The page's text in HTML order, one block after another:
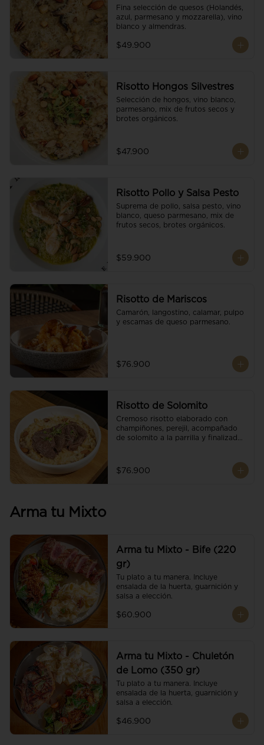
Fina selección de quesos (Holandés,
azul, parmesano y mozzarella), vino
blanco y almendras.
$49.900
Risotto Hongos Silvestres
Selección de hongos, vino blanco,
parmesano, mix de frutos secos y
brotes orgánicos.
$47.900
Risotto Pollo y Salsa Pesto
Suprema de pollo, salsa pesto, vino
blanco, queso parmesano, mix de
frutos secos, brotes orgánicos.
$59.900
Risotto de Mariscos
Camarón, langostino, calamar, pulpo
y escamas de queso parmesano.
$76.900
Risotto de Solomito
Cremoso risotto elaborado con
champiñones, perejil, acompañado
de solomito a la parrilla y finalizado
$76.900
Arma tu Mixto
Arma tu Mixto - Bife (220
gr)
Tu plato a tu manera. Incluye
ensalada de la huerta, guarnición y
salsa a elección.
$60.900
Arma tu Mixto - Chuletón
de Lomo (350 gr)
Tu plato a tu manera. Incluye
ensalada de la huerta, guarnición y
salsa a elección.
$46.900